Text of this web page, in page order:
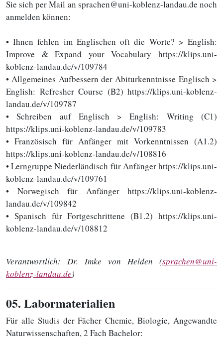
Sie sich per Mail an sprachen@uni-koblenz-landau.de noch
anmelden können:
• Ihnen fehlen im Englischen oft die Worte? > English:
Improve & Expand your Vocabulary https://klips.uni-
koblenz-landau.de/v/109784
• Allgemeines Aufbessern der Abiturkenntnisse Englisch >
English: Refresher Course (B2) https://klips.uni-koblenz-
landau.de/v/109787
• Schreiben auf Englisch > English: Writing (C1)
https://klips.uni-koblenz-landau.de/v/109783
• Französisch für Anfänger mit Vorkenntnissen (A1.2)
https://klips.uni-koblenz-landau.de/v/108816
• Lerngruppe Niederländisch für Anfänger https://klips.uni-
koblenz-landau.de/v/109761
• Norwegisch für Anfänger https://klips.uni-koblenz-
landau.de/v/109842
• Spanisch für Fortgeschrittene (B1.2) https://klips.uni-
koblenz-landau.de/v/108812
Verantwortlich: Dr. Imke von Helden (sprachen@uni-
koblenz-landau.de)
05. Labormaterialien
Für alle Studis der Fächer Chemie, Biologie, Angewandte
Naturwissenschaften, 2 Fach Bachelor: